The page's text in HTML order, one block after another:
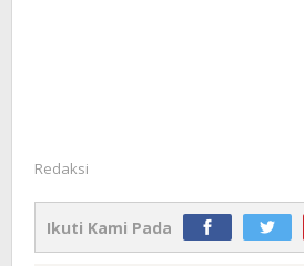
Redaksi
Ikuti Kami Pada